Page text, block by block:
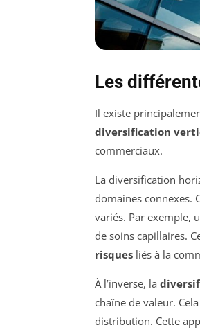
Les
Il existe
diversification
commerciaux.
La diversification
domaines connexes.
variés. Par exemple,
de soins capillaires.
risques liés à la
À l’inverse, la
chaîne de valeur.
distribution. Cette